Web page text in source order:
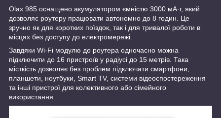
Olax 985 оснащено акумулятором ємністю 3000 мА·г, який
дозволяє роутеру працювати автономно до 8 годин. Це
зручно як для коротких поїздок, так і для тривалої роботи в
місцях без доступу до електромережі.
Завдяки Wi-Fi модулю до роутера одночасно можна
підключити до 16 пристроїв у радіусі до 15 метрів. Така
місткість дозволяє без проблем підключати смартфони,
планшети, ноутбуки, Smart TV, системи відеоспостереження
та інші пристрої для колективного або сімейного
використання.